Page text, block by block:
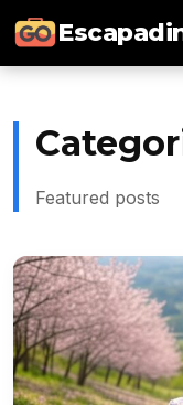
Featured posts